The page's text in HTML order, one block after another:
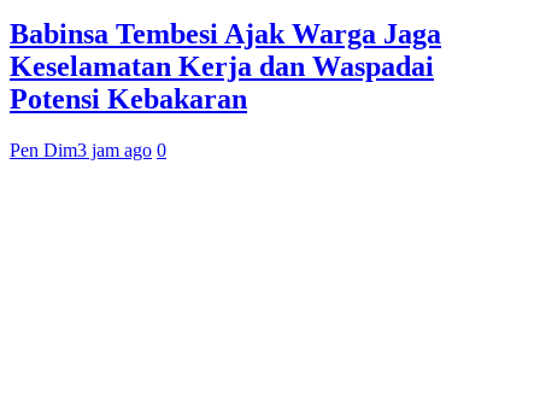
Babinsa Tembesi Ajak Warga Jaga
Keselamatan Kerja dan Waspadai
Potensi Kebakaran
Pen Dim3 jam ago 0